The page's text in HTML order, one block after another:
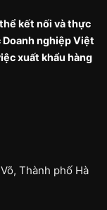
kết nối và thực
nghiệp Việt
xuất khẩu hàng
Thành phố Hà